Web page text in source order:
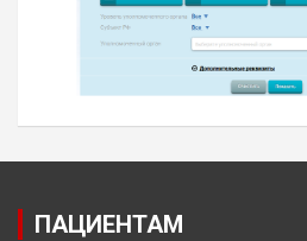
ПАЦИЕНТАМ